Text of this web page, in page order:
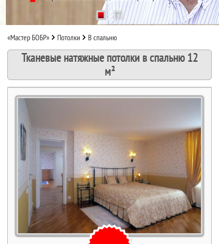
1
«Мастер БОБР» Потолки В спальню
Тканевые натяжные потолки в спальню 12
м²